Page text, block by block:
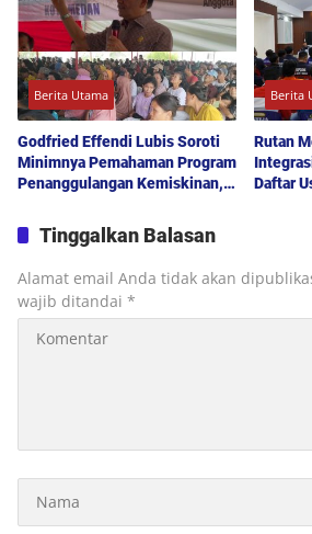
Berita Utama
Godfried Effendi Lubis Soroti
Minimnya Pemahaman Program
Penanggulangan Kemiskinan,
Jadi Keluhan Warga Medan
Denai
Berita
Rutan
Daftar
Tinggalkan Balasan
Alamat email Anda tidak akan
wajib ditandai *